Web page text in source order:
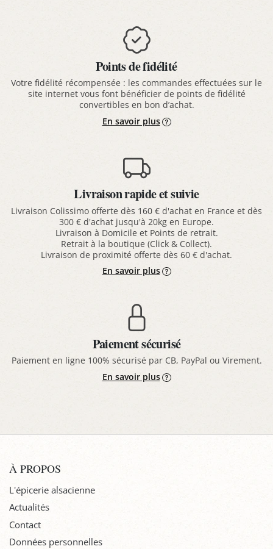
Points de fidélité
Votre fidélité récompensée : les commandes effectuées sur le
site internet vous font bénéficier de points de fidélité
convertibles en bon d’achat.
En savoir plus
Livraison rapide et suivie
Livraison Colissimo offerte dès 160 € d'achat en France et dès
300 € d'achat jusqu'à 20kg en Europe.
Livraison à Domicile et Points de retrait.
Retrait à la boutique (Click & Collect).
Livraison de proximité offerte dès 60 € d'achat.
En savoir plus
Paiement sécurisé
Paiement en ligne 100% sécurisé par CB, PayPal ou Virement.
En savoir plus
À PROPOS
L'épicerie alsacienne
Actualités
Contact
Données personnelles